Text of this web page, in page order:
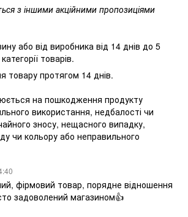
з іншими акційними пропозиціями
або від виробника від 14 днів до 5
товарів.
товару протягом 14 днів.
на пошкодження продукту
використання, недбалості чи
зносу, нещасного випадку,
чи кольору або неправильного
фірмовий товар, порядне відношення
задоволений магазином👍